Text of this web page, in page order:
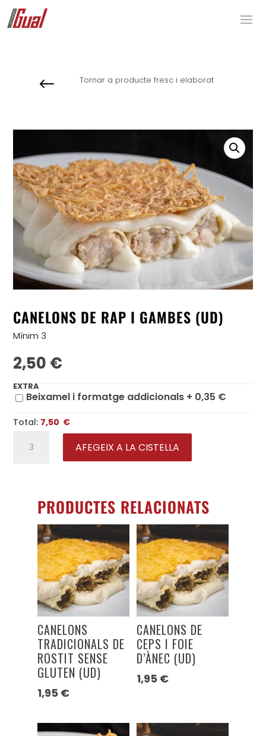
# Tornar a producte fresc i elaborat
CANELONS DE RAP I GAMBES (UD)
Mínim 3
2,50 €
EXTRA
Beixamel i formatge addicionals + 0,35 €
Total: 7,50 €
Canelons AFEGEIX A LA CISTELLA
PRODUCTES RELACIONATS
CANELONS
TRADICIONALS DE
ROSTIT SENSE
GLUTEN (UD)
1,95 €
CANELONS DE
CEPS I FOIE
D’ÀNEC (UD)
1,95 €